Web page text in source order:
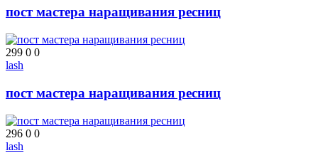
пост мастера наращивания ресниц
299 0 0
lash
пост мастера наращивания ресниц
296 0 0
lash